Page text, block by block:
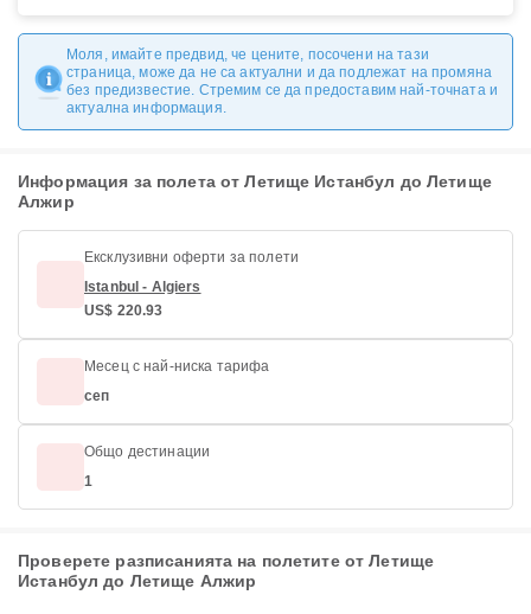
Моля, имайте предвид, че цените, посочени на тази
страница, може да не са актуални и да подлежат на промяна
без предизвестие. Стремим се да предоставим най-точната и
актуална информация.
Информация за полета от Летище Истанбул до Летище
Алжир
Ексклузивни оферти за полети
Istanbul - Algiers
US$ 220.93
Месец с най-ниска тарифа
сеп
Общо дестинации
1
Проверете разписанията на полетите от Летище
Истанбул до Летище Алжир